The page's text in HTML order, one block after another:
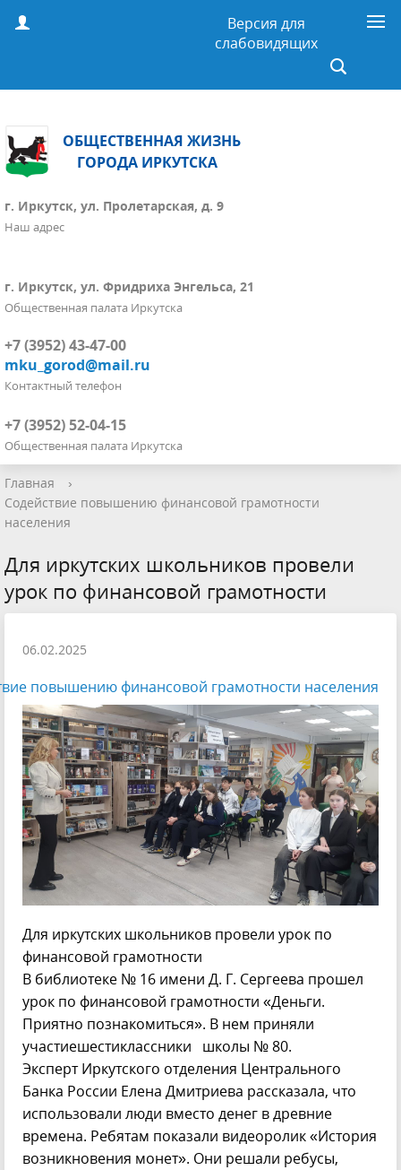
Версия для
слабовидящих
ОБЩЕСТВЕННАЯ ЖИЗНЬ
ГОРОДА ИРКУТСКА
г. Иркутск, ул. Пролетарская, д. 9
Наш адрес
г. Иркутск, ул. Фридриха Энгельса, 21
Общественная палата Иркутска
+7 (3952) 43-47-00
mku_gorod@mail.ru
Контактный телефон
+7 (3952) 52-04-15
Общественная палата Иркутска
Главная
›
Содействие повышению финансовой грамотности
населения
Для иркутских школьников провели
урок по финансовой грамотности
06.02.2025
повышению финансовой грамотности населения
Для иркутских школьников провели урок по
финансовой грамотности
В библиотеке № 16 имени Д. Г. Сергеева прошел
урок по финансовой грамотности «Деньги.
Приятно познакомиться». В нем приняли
участиешестиклассники школы № 80.
Эксперт Иркутского отделения Центрального
Банка России Елена Дмитриева рассказала, что
использовали люди вместо денег в древние
времена. Ребятам показали видеоролик «История
возникновения монет». Они решали ребусы,